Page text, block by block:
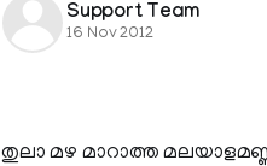
Support Team
16 Nov 2012
തുലാ മഴ മാറാത്ത